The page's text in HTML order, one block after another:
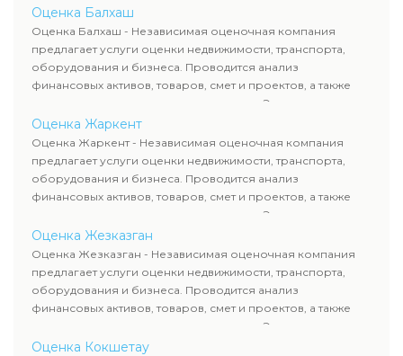
определяют рыночную стоимость имущества и
рассчитывают ущерб. Все отчеты соответствуют
требованиям законодательства и используются для
сделок, кредитования и судебных процессов.
Оценка Балхаш
Оценка Балхаш - Независимая оценочная компания
предлагает услуги оценки недвижимости, транспорта,
оборудования и бизнеса. Проводится анализ
финансовых активов, товаров, смет и проектов, а также
оценка животных и недропользования. Эксперты
определяют рыночную стоимость имущества и
рассчитывают ущерб. Все отчеты соответствуют
требованиям законодательства и используются для
сделок, кредитования и судебных процессов.
Оценка Жаркент
Оценка Жаркент - Независимая оценочная компания
предлагает услуги оценки недвижимости, транспорта,
оборудования и бизнеса. Проводится анализ
финансовых активов, товаров, смет и проектов, а также
оценка животных и недропользования. Эксперты
определяют рыночную стоимость имущества и
рассчитывают ущерб. Все отчеты соответствуют
требованиям законодательства и используются для
сделок, кредитования и судебных процессов.
Оценка Жезказган
Оценка Жезказган - Независимая оценочная компания
предлагает услуги оценки недвижимости, транспорта,
оборудования и бизнеса. Проводится анализ
финансовых активов, товаров, смет и проектов, а также
оценка животных и недропользования. Эксперты
определяют рыночную стоимость имущества и
Оценка Кокшетау